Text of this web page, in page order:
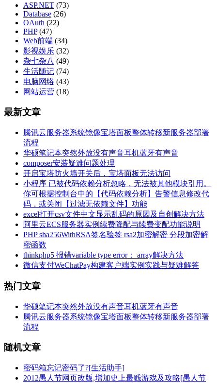
ASP.NET (73)
Database (26)
OAuth (22)
PHP(47)
Web前端 (34)
影视娱乐 (32)
杂七杂八 (49)
生活随记 (74)
电脑网络 (43)
网站运营 (18)
最新文章
腾讯云服务器系统镜像宝塔面板整体转移新服务器部署
流程
华硕笔记本突然外放没有声音耳机蓝牙有声音
composer安装疑难问题处理
开启宝塔防火墙开关后，宝塔面板无法访问
小程序 已被代码依赖分析忽略，无法被其他模块引用。
你可根据控制台中的【代码依赖分析】告警信息修改代
码，或关闭【过滤无依赖文件】功能
excel打开csv文件中文显示乱码的原因及自创解决方法
阿里云ECS服务器实例续费降配与续费变配功能说明
PHP sha256WithRSA签名验签 rsa2加密解密 分段加密解
密函数
thinkphp5 报错variable type error： array解决方法
微信支付WeChatPay构建客户端实例实践与疑难解答
热门文章
华硕笔记本突然外放没有声音耳机蓝牙有声音
腾讯云服务器系统镜像宝塔面板整体转移新服务器部署
流程
随机文章
密码箱忘记密码了?[生活助手]
2012愚人节网页改版,增加史上最贱游戏及攻略[愚人节